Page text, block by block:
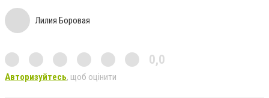
Лилия Боровая
0,0
Авторизуйтесь, щоб оцінити